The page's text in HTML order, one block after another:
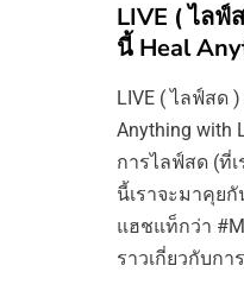
LIVE ( ไลฟ์
นี้ Heal
LIVE ( ไลฟ์สด
Anything with
การไลฟ์สด (ที่
นี้เราจะมาคุย
แฮชแท็กว่า
ราวเกี่ยวกับก